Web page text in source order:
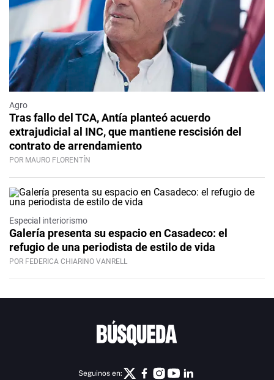
Agro
Tras fallo del TCA, Antía planteó acuerdo
extrajudicial al INC, que mantiene rescisión del
contrato de arrendamiento
POR MAURO FLORENTÍN
Especial interiorismo
Galería presenta su espacio en Casadeco: el
refugio de una periodista de estilo de vida
POR FEDERICA CHIARINO VANRELL
Seguinos en: